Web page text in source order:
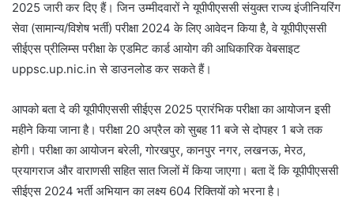
2025 जारी कर दिए हैं। जिन उम्मीदवारों ने यूपीपीएससी संयुक्त राज्य इंजीनियरिंग
सेवा (सामान्य/विशेष भर्ती) परीक्षा 2024 के लिए आवेदन किया है, वे यूपीपीएससी
सीईएस प्रीलिम्स परीक्षा के एडमिट कार्ड आयोग की आधिकारिक वेबसाइट
uppsc.up.nic.in से डाउनलोड कर सकते हैं।
आपको बता दे की यूपीपीएससी सीईएस 2025 प्रारंभिक परीक्षा का आयोजन इसी
महीने किया जाना है। परीक्षा 20 अप्रैल को सुबह 11 बजे से दोपहर 1 बजे तक
होगी। परीक्षा का आयोजन बरेली, गोरखपुर, कानपुर नगर, लखनऊ, मेरठ,
प्रयागराज और वाराणसी सहित सात जिलों में किया जाएगा। बता दें कि यूपीपीएससी
सीईएस 2024 भर्ती अभियान का लक्ष्य 604 रिक्तियों को भरना है।